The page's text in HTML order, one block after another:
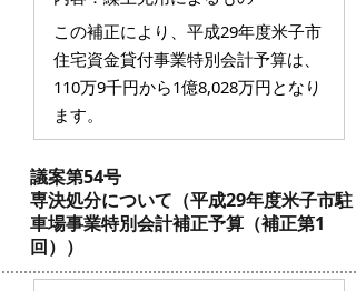
この補正により、平成29年度米子市
住宅資金貸付事業特別会計予算は、
110万9千円から1億8,028万円となり
ます。
議案第54号
専決処分について（平成29年度米子市駐
車場事業特別会計補正予算（補正第1
回））